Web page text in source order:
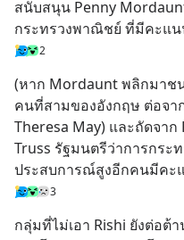
สนับสนุน Penny
กระทรวงพาณิชย์ ที่มีคะแ
2
(หาก Mordaunt พลิกมาช
คนที่สามของอังกฤษ ต่อจา
Theresa May) และถัดจา
Truss รัฐมนตรีว่าการกระ
ประสบการณ์สูงอีกคนมีคะ
3
กลุ่มที่ไม่เอา Rishi ยังต่อต้